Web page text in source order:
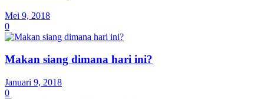
Mei 9, 2018
0
Makan siang dimana hari ini?
Januari 9, 2018
0